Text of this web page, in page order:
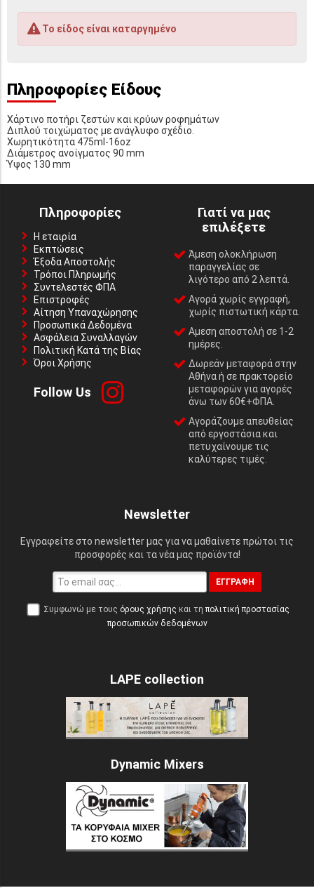
Το είδος είναι καταργημένο
Πληροφορίες Είδους
Χάρτινο ποτήρι ζεστών και κρύων ροφημάτων
Διπλού τοιχώματος με ανάγλυφο σχέδιο.
Χωρητικότητα 475ml-16oz
Διάμετρος ανοίγματος 90 mm
Ύψος 130 mm
Πληροφορίες
Η εταιρία
Εκπτώσεις
Έξοδα Αποστολής
Τρόποι Πληρωμής
Συντελεστές ΦΠΑ
Επιστροφές
Αίτηση Υπαναχώρησης
Προσωπικά Δεδομένα
Ασφάλεια Συναλλαγών
Πολιτική Κατά της Βίας
Όροι Χρήσης
Follow Us
Γιατί να μας
επιλέξετε
Άμεση ολοκλήρωση
παραγγελίας σε
λιγότερο από 2 λεπτά.
Αγορά χωρίς εγγραφή,
χωρίς πιστωτική κάρτα.
Αμεση αποστολή σε 1-2
ημέρες.
Δωρεάν μεταφορά στην
Αθήνα ή σε πρακτορείο
μεταφορών για αγορές
άνω των 60€+ΦΠΑ.
Αγοράζουμε απευθείας
από εργοστάσια και
πετυχαίνουμε τις
καλύτερες τιμές.
Newsletter
Εγγραφείτε στο newsletter μας για να μαθαίνετε πρώτοι τις
προσφορές και τα νέα μας προϊόντα!
ΕΓΓΡΑΦΉ
Συμφωνώ με τους όρους χρήσης και τη πολιτική προστασίας
προσωπικών δεδομένων
LAPE collection
Dynamic Mixers